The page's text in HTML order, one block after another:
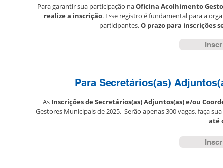
Para garantir sua participação naOficina Acolhimento
realize a inscrição. Esse registro é fundamental para a
participantes.O prazo para inscrições
Para Secretários(as)
As Inscrições de Secretários(as) Adjuntos(as) e/ou
Gestores Municipais de 2025. Serão apenas 300 vagas, faça
até